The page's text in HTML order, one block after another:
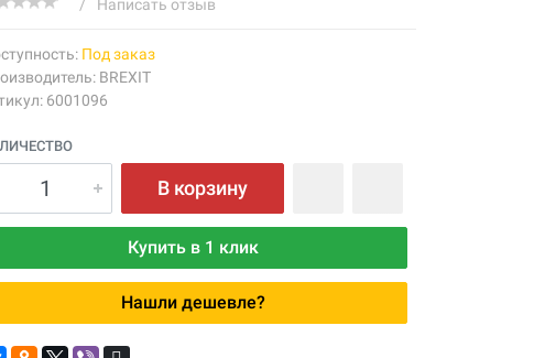
/ Написать отзыв
Под заказ
BREXIT
6001096
В корзину
Купить в 1 клик
Нашли дешевле?